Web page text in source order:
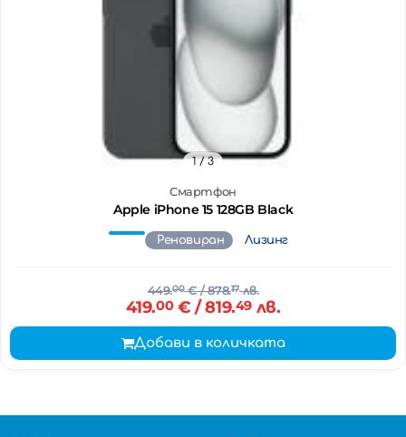
Смартфон
Apple iPhone 15 128GB Black
1/ 3
Реновиран Лизинг
449.00€/ 878.17лв.
419.00€/ 819.49лв.
Добави в количката